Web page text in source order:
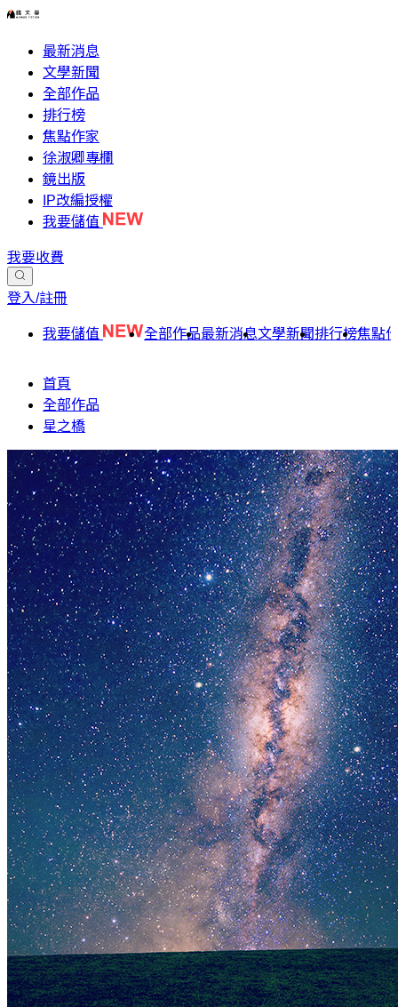
最新消息
文學新聞
全部作品
排行榜
焦點作家
徐淑卿專欄
鏡出版
IP改編授權
我要儲值
我要收費
登入/註冊
我要儲值 全部作品最新消息文學新聞排行榜焦點
首頁
全部作品
星之橋